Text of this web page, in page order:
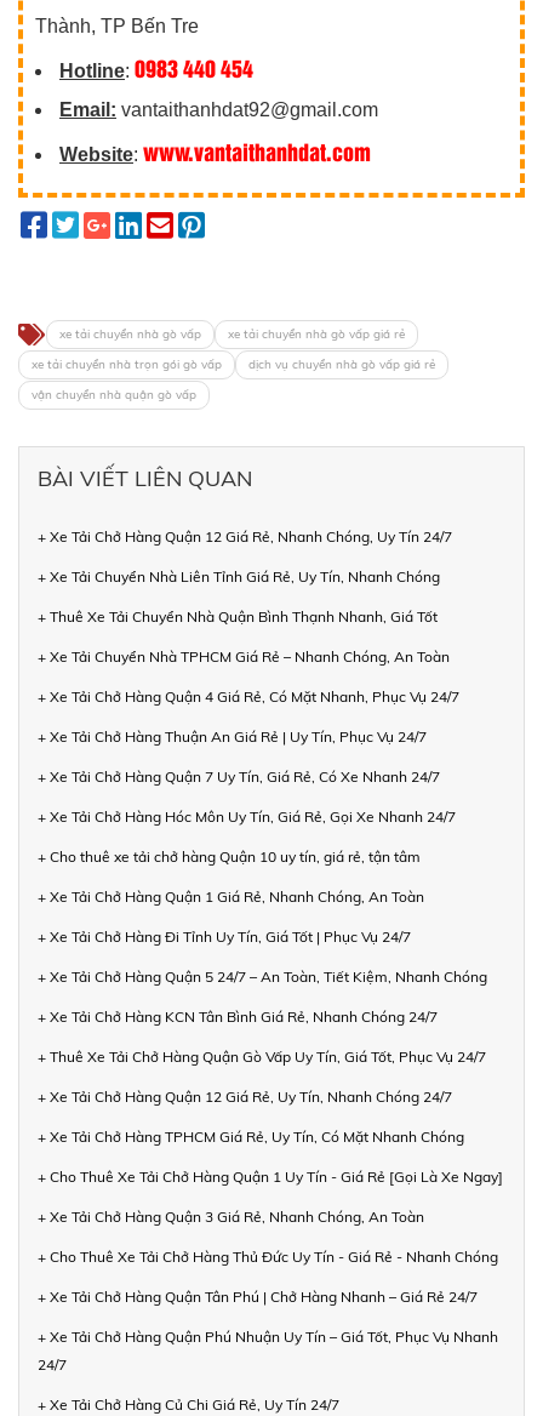
Thành, TP Bến Tre
Hotline: 0983 440 454
Email: vantaithanhdat92@gmail.com
Website: www.vantaithanhdat.com
xe tải chuyển nhà gò vấp
xe tải chuyển nhà gò vấp giá rẻ
xe tải chuyển nhà trọn gói gò vấp
dịch vụ chuyển nhà gò vấp giá rẻ
vận chuyển nhà quận gò vấp
BÀI VIẾT LIÊN QUAN
+ Xe Tải Chở Hàng Quận 12 Giá Rẻ, Nhanh Chóng, Uy Tín 24/7
+ Xe Tải Chuyển Nhà Liên Tỉnh Giá Rẻ, Uy Tín, Nhanh Chóng
+ Thuê Xe Tải Chuyển Nhà Quận Bình Thạnh Nhanh, Giá Tốt
+ Xe Tải Chuyển Nhà TPHCM Giá Rẻ – Nhanh Chóng, An Toàn
+ Xe Tải Chở Hàng Quận 4 Giá Rẻ, Có Mặt Nhanh, Phục Vụ 24/7
+ Xe Tải Chở Hàng Thuận An Giá Rẻ | Uy Tín, Phục Vụ 24/7
+ Xe Tải Chở Hàng Quận 7 Uy Tín, Giá Rẻ, Có Xe Nhanh 24/7
+ Xe Tải Chở Hàng Hóc Môn Uy Tín, Giá Rẻ, Gọi Xe Nhanh 24/7
+ Cho thuê xe tải chở hàng Quận 10 uy tín, giá rẻ, tận tâm
+ Xe Tải Chở Hàng Quận 1 Giá Rẻ, Nhanh Chóng, An Toàn
+ Xe Tải Chở Hàng Đi Tỉnh Uy Tín, Giá Tốt | Phục Vụ 24/7
+ Xe Tải Chở Hàng Quận 5 24/7 – An Toàn, Tiết Kiệm, Nhanh Chóng
+ Xe Tải Chở Hàng KCN Tân Bình Giá Rẻ, Nhanh Chóng 24/7
+ Thuê Xe Tải Chở Hàng Quận Gò Vấp Uy Tín, Giá Tốt, Phục Vụ 24/7
+ Xe Tải Chở Hàng Quận 12 Giá Rẻ, Uy Tín, Nhanh Chóng 24/7
+ Xe Tải Chở Hàng TPHCM Giá Rẻ, Uy Tín, Có Mặt Nhanh Chóng
+ Cho Thuê Xe Tải Chở Hàng Quận 1 Uy Tín - Giá Rẻ [Gọi Là Xe Ngay]
+ Xe Tải Chở Hàng Quận 3 Giá Rẻ, Nhanh Chóng, An Toàn
+ Cho Thuê Xe Tải Chở Hàng Thủ Đức Uy Tín - Giá Rẻ - Nhanh Chóng
+ Xe Tải Chở Hàng Quận Tân Phú | Chở Hàng Nhanh – Giá Rẻ 24/7
+ Xe Tải Chở Hàng Quận Phú Nhuận Uy Tín – Giá Tốt, Phục Vụ Nhanh
24/7
+ Xe Tải Chở Hàng Củ Chi Giá Rẻ, Uy Tín 24/7